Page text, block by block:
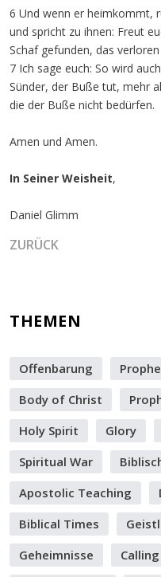
6 Und wenn er heimkommt,
und spricht zu ihnen: Freut
Schaf gefunden, das
7 Ich sage euch: So wird
Sünder, der Buße tut, mehr
die der Buße nicht bedürfen.
Amen und Amen.
In Seiner Weisheit,
Daniel Glimm
VORHERIGER BEITRAG:
ZURÜCK
THEMEN
Offenbarung
Body of Christ
Holy Spirit
Glory
Spiritual War
Apostolic Teaching
Biblical Times
Geheimnisse
Calling